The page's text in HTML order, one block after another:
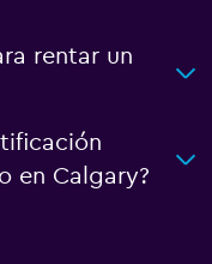
rentar un
en Calgary?